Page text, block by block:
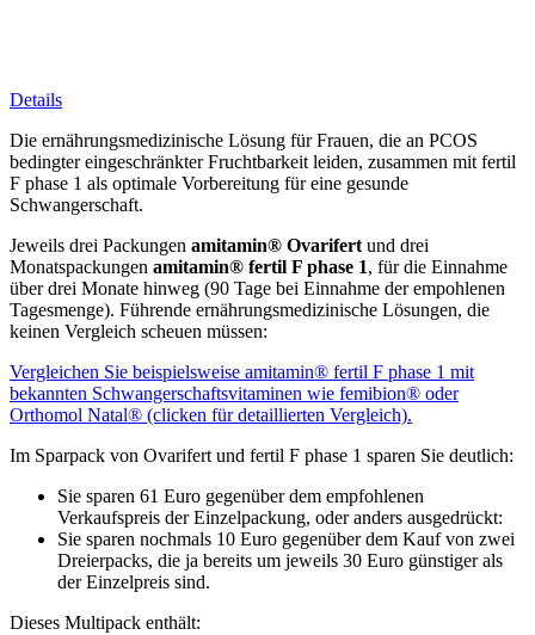
Details
Die ernährungsmedizinische Lösung für Frauen, die an PCOS
bedingter eingeschränkter Fruchtbarkeit leiden, zusammen mit fertil
F phase 1 als optimale Vorbereitung für eine gesunde
Schwangerschaft.
Jeweils drei Packungen amitamin® Ovarifert und drei
Monatspackungen amitamin® fertil F phase 1, für die Einnahme
über drei Monate hinweg (90 Tage bei Einnahme der empohlenen
Tagesmenge). Führende ernährungsmedizinische Lösungen, die
keinen Vergleich scheuen müssen:
Vergleichen Sie beispielsweise amitamin® fertil F phase 1 mit
bekannten Schwangerschaftsvitaminen wie femibion® oder
Orthomol Natal® (clicken für detaillierten Vergleich).
Im Sparpack von Ovarifert und fertil F phase 1 sparen Sie deutlich:
Sie sparen 61 Euro gegenüber dem empfohlenen
Verkaufspreis der Einzelpackung, oder anders ausgedrückt:
Sie sparen nochmals 10 Euro gegenüber dem Kauf von zwei
Dreierpacks, die ja bereits um jeweils 30 Euro günstiger als
der Einzelpreis sind.
Dieses Multipack enthält: